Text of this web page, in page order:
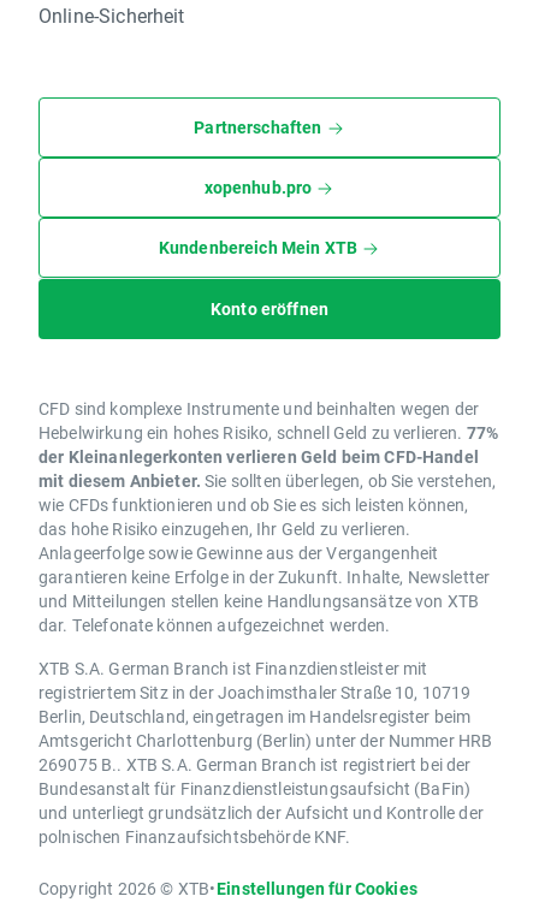
Online-Sicherheit
Partnerschaften
xopenhub.pro
Kundenbereich Mein XTB
Konto eröffnen
CFD sind komplexe Instrumente und beinhalten wegen der
Hebelwirkung ein hohes Risiko, schnell Geld zu verlieren. 77%
der Kleinanlegerkonten verlieren Geld beim CFD-Handel
mit diesem Anbieter. Sie sollten überlegen, ob Sie verstehen,
wie CFDs funktionieren und ob Sie es sich leisten können,
das hohe Risiko einzugehen, Ihr Geld zu verlieren.
Anlageerfolge sowie Gewinne aus der Vergangenheit
garantieren keine Erfolge in der Zukunft. Inhalte, Newsletter
und Mitteilungen stellen keine Handlungsansätze von XTB
dar. Telefonate können aufgezeichnet werden.
XTB S.A. German Branch ist Finanzdienstleister mit
registriertem Sitz in der Joachimsthaler Straße 10, 10719
Berlin, Deutschland, eingetragen im Handelsregister beim
Amtsgericht Charlottenburg (Berlin) unter der Nummer HRB
269075 B.. XTB S.A. German Branch ist registriert bei der
Bundesanstalt für Finanzdienstleistungsaufsicht (BaFin)
und unterliegt grundsätzlich der Aufsicht und Kontrolle der
polnischen Finanzaufsichtsbehörde KNF.
Copyright 2026 © XTB•Einstellungen für Cookies